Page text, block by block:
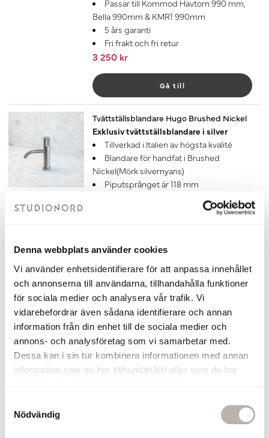
Denna webbplats använder cookies
Vi använder enhetsidentifierare för att anpassa innehållet
och annonserna till användarna, tillhandahålla funktioner
för sociala medier och analysera vår trafik. Vi
vidarebefordrar även sådana identifierare och annan
information från din enhet till de sociala medier och
annons- och analysföretag som vi samarbetar med.
Dessa kan i sin tur kombinera informationen med annan
information som du har tillhandahållit eller som de har
Nödvändig
Passar till Kommod Havtorn 990 mm,
Bella 990mm & KMR1 990mm
5 års garanti
Fri frakt och fri retur
3 250 kr
Gå till
Tvättställsblandare Hugo Brushed Nickel
Exklusiv tvättställsblandare i silver
Tillverkad i Italien av högsta kvalité
Blandare för handfat i Brushed
Nickel(Mörk silvernyans)
Piputsprånget är 118 mm
denna
Lägg till
Bottenventil Otto Brushed Nickel
Bottenventil i Brushed Nickel
Universiell bottenventil med pop-up
funktion för tvättställ
Tillverkad i Italien av hög kvalité
Till bottenventil Otto passar detta
Vattenlås:Köp här >>